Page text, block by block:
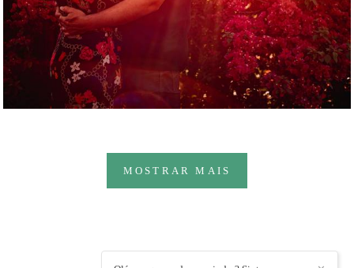
MOSTRAR MAIS
INDOBRO FOTOGRAFIA /CONTATO